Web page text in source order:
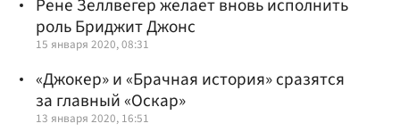
Рене Зеллвегер желает вновь исполнить
роль Бриджит Джонс
15 января 2020, 08:31
«Джокер» и «Брачная история» сразятся
за главный «Оскар»
13 января 2020, 16:51